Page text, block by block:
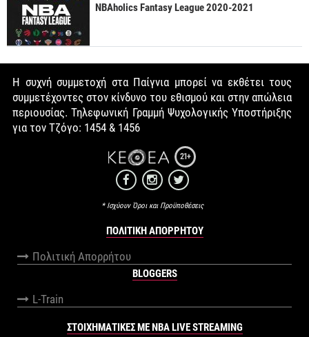
NBAholics Fantasy League 2020-2021
Η συχνή συμμετοχή στα Παίγνια μπορεί να εκθέτει τους
συμμετέχοντες στον κίνδυνο του εθισμού και στην απώλεια
περιουσίας. Τηλεφωνική Γραμμή Ψυχολογικής Υποστήριξης
για τον Τζόγο: 1454 & 1456
21+
* Ισχύουν Όροι και Προϋποθέσεις
ΠΟΛΙΤΙΚΉ ΑΠΟΡΡΉΤΟΥ
Πολιτική Απορρήτου
BLOGGERS
L-Train
ΣΤΟΙΧΗΜΑΤΙΚΕΣ ΜΕ NBA LIVE STREAMING